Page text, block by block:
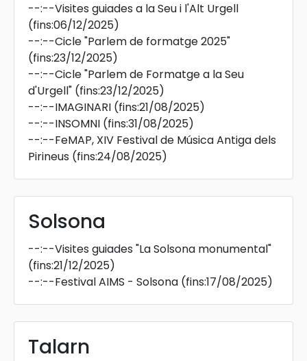
--:--Visites guiades a la Seu i l'Alt Urgell
(fins:06/12/2025)
--:--Cicle "Parlem de formatge 2025"
(fins:23/12/2025)
--:--Cicle "Parlem de Formatge a la Seu
d'Urgell" (fins:23/12/2025)
--:--IMAGINARI (fins:21/08/2025)
--:--INSOMNI (fins:31/08/2025)
--:--FeMAP, XIV Festival de Música Antiga dels
Pirineus (fins:24/08/2025)
Solsona
--:--Visites guiades "La Solsona monumental"
(fins:21/12/2025)
--:--Festival AIMS - Solsona (fins:17/08/2025)
Talarn